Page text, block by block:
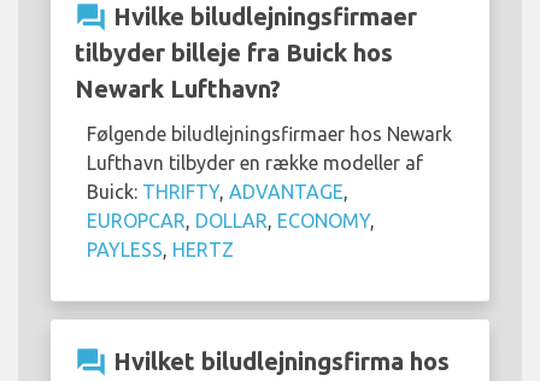
question_answer Hvilke biludlejningsfirmaer
tilbyder billeje fra Buick hos
Newark Lufthavn?
Følgende biludlejningsfirmaer hos Newark
Lufthavn tilbyder en række modeller af
Buick: THRIFTY, ADVANTAGE
EUROPCAR DOLLAR ECONOMY,
PAYLESS HERTZ
question_answer Hvilket biludlejningsfirma hos